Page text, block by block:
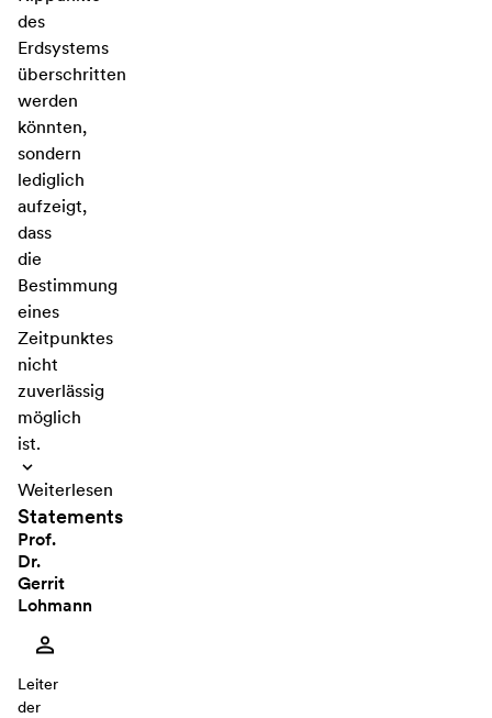
des
Erdsystems
überschritten
werden
könnten,
sondern
lediglich
aufzeigt,
dass
die
Bestimmung
eines
Zeitpunktes
nicht
zuverlässig
möglich
ist.
Weiterlesen
Statements
Prof.
Dr.
Gerrit
Lohmann
Leiter
der